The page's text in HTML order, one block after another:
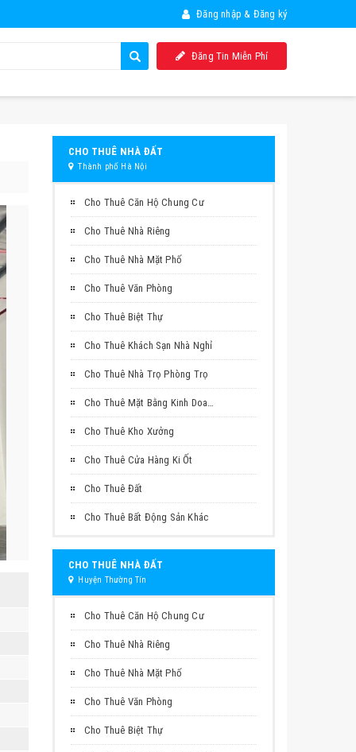
Đăng nhập & Đăng ký
Đăng Tin Miễn Phí
CHO THUÊ NHÀ ĐẤT
Thành phố Hà Nội
Cho Thuê Căn Hộ Chung Cư
Cho Thuê Nhà Riêng
Cho Thuê Nhà Mặt Phố
Cho Thuê Văn Phòng
Cho Thuê Biệt Thự
Cho Thuê Khách Sạn Nhà Nghỉ
Cho Thuê Nhà Trọ Phòng Trọ
Cho Thuê Mặt Bằng Kinh Doanh
Cho Thuê Kho Xưởng
Cho Thuê Cửa Hàng Ki Ốt
Cho Thuê Đất
Cho Thuê Bất Động Sản Khác
CHO THUÊ NHÀ ĐẤT
Huyện Thường Tín
Cho Thuê Căn Hộ Chung Cư
Cho Thuê Nhà Riêng
Cho Thuê Nhà Mặt Phố
Cho Thuê Văn Phòng
Cho Thuê Biệt Thự